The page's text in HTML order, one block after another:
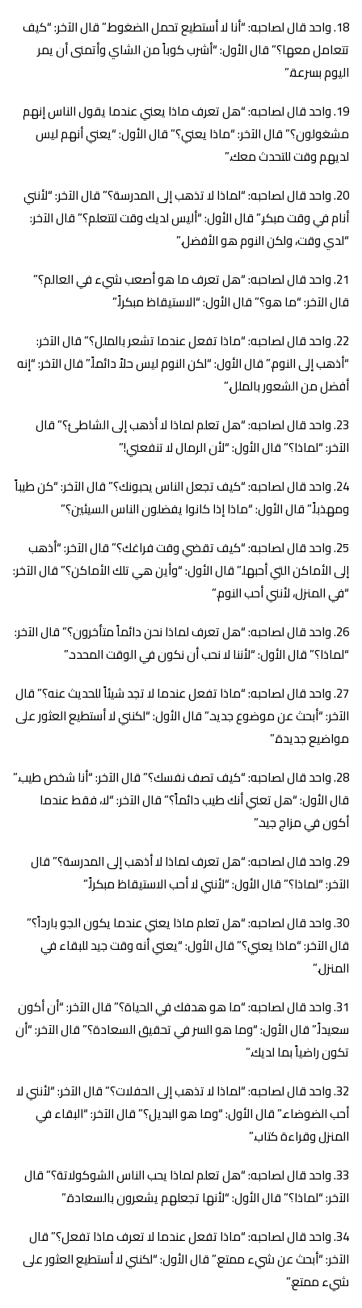
واحد قال لصاحبه: “أنا لا أستطيع تحمل الضغوط.” قال الآخر: “كيف
تتعامل معها؟” قال الأول: “أشرب كوباً من الشاي وأتمنى أن يمر
اليوم بسرعة.”
واحد قال لصاحبه: “هل تعرف ماذا يعني عندما يقول الناس إنهم
مشغولون؟” قال الآخر: “ماذا يعني؟” قال الأول: “يعني أنهم ليس
لديهم وقت للتحدث معك.”
واحد قال لصاحبه: “لماذا لا تذهب إلى المدرسة؟” قال الآخر: “لأنني
أنام في وقت مبكر.” قال الأول: “أليس لديك وقت لتتعلم؟” قال الآخر:
“لدي وقت، ولكن النوم هو الأفضل.”
واحد قال لصاحبه: “هل تعرف ما هو أصعب شيء في العالم؟”
قال الآخر: “ما هو؟” قال الأول: “الاستيقاظ مبكراً.”
واحد قال لصاحبه: “ماذا تفعل عندما تشعر بالملل؟” قال الآخر:
“أذهب إلى النوم.” قال الأول: “لكن النوم ليس حلاً دائماً.” قال الآخر: “إنه
أفضل من الشعور بالملل.”
واحد قال لصاحبه: “هل تعلم لماذا لا أذهب إلى الشاطئ؟” قال
الآخر: “لماذا؟” قال الأول: “لأن الرمال لا تنفعني!”
واحد قال لصاحبه: “كيف تجعل الناس يحبونك؟” قال الآخر: “كن طيباً
ومهذباً.” قال الأول: “ماذا إذا كانوا يفضلون الناس السيئين؟”
واحد قال لصاحبه: “كيف تقضي وقت فراغك؟” قال الآخر: “أذهب
إلى الأماكن التي أحبها.” قال الأول: “وأين هي تلك الأماكن؟” قال الآخر:
“في المنزل، لأنني أحب النوم.”
واحد قال لصاحبه: “هل تعرف لماذا نحن دائماً متأخرون؟” قال الآخر:
“لماذا؟” قال الأول: “لأننا لا نحب أن نكون في الوقت المحدد.”
واحد قال لصاحبه: “ماذا تفعل عندما لا تجد شيئاً للحديث عنه؟” قال
الآخر: “أبحث عن موضوع جديد.” قال الأول: “لكنني لا أستطيع العثور على
مواضيع جديدة.”
واحد قال لصاحبه: “كيف تصف نفسك؟” قال الآخر: “أنا شخص طيب.”
قال الأول: “هل تعني أنك طيب دائماً؟” قال الآخر: “لا، فقط عندما
أكون في مزاج جيد.”
واحد قال لصاحبه: “هل تعرف لماذا لا أذهب إلى المدرسة؟” قال
الآخر: “لماذا؟” قال الأول: “لأنني لا أحب الاستيقاظ مبكراً.”
واحد قال لصاحبه: “هل تعلم ماذا يعني عندما يكون الجو بارداً؟”
قال الآخر: “ماذا يعني؟” قال الأول: “يعني أنه وقت جيد للبقاء في
المنزل.”
واحد قال لصاحبه: “ما هو هدفك في الحياة؟” قال الآخر: “أن أكون
سعيداً.” قال الأول: “وما هو السر في تحقيق السعادة؟” قال الآخر: “أن
تكون راضياً بما لديك.”
واحد قال لصاحبه: “لماذا لا تذهب إلى الحفلات؟” قال الآخر: “لأنني لا
أحب الضوضاء.” قال الأول: “وما هو البديل؟” قال الآخر: “البقاء في
المنزل وقراءة كتاب.”
واحد قال لصاحبه: “هل تعلم لماذا يحب الناس الشوكولاتة؟” قال
الآخر: “لماذا؟” قال الأول: “لأنها تجعلهم يشعرون بالسعادة.”
واحد قال لصاحبه: “ماذا تفعل عندما لا تعرف ماذا تفعل؟” قال
الآخر: “أبحث عن شيء ممتع.” قال الأول: “لكنني لا أستطيع العثور على
شيء ممتع.”